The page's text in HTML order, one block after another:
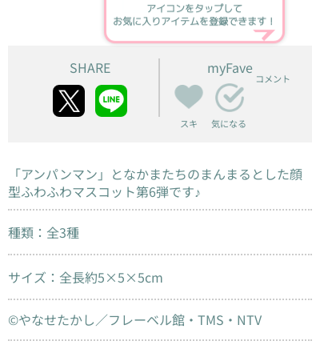
アイコンをタップして
お気に入りアイテムを登録できます！
SHARE myFave
スキ 気になる
コメント
「アンパンマン」となかまたちのまんまるとした顔
型ふわふわマスコット第6弾です♪
種類：全3種
サイズ：全長約5×5×5cm
©やなせたかし／フレーベル館・TMS・NTV